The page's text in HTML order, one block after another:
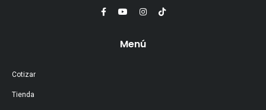
Menú
Cotizar
Tienda